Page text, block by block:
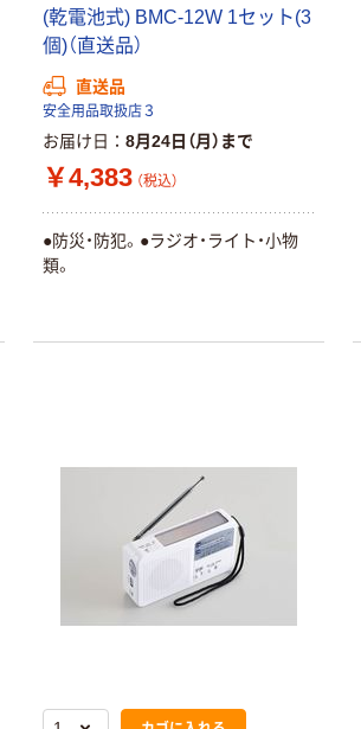
(乾電池式) BMC-12W 1セット(3
個)（直送品）
直送品
安全用品取扱店３
お届け日 8月24日（月）まで
￥4,383 （税込）
●防災・防犯。●ラジオ・ライト・小物
類。